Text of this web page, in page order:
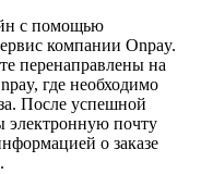
с помощью
компании Onpay.
перенаправлены на
где необходимо
После успешной
электронную почту
о заказе